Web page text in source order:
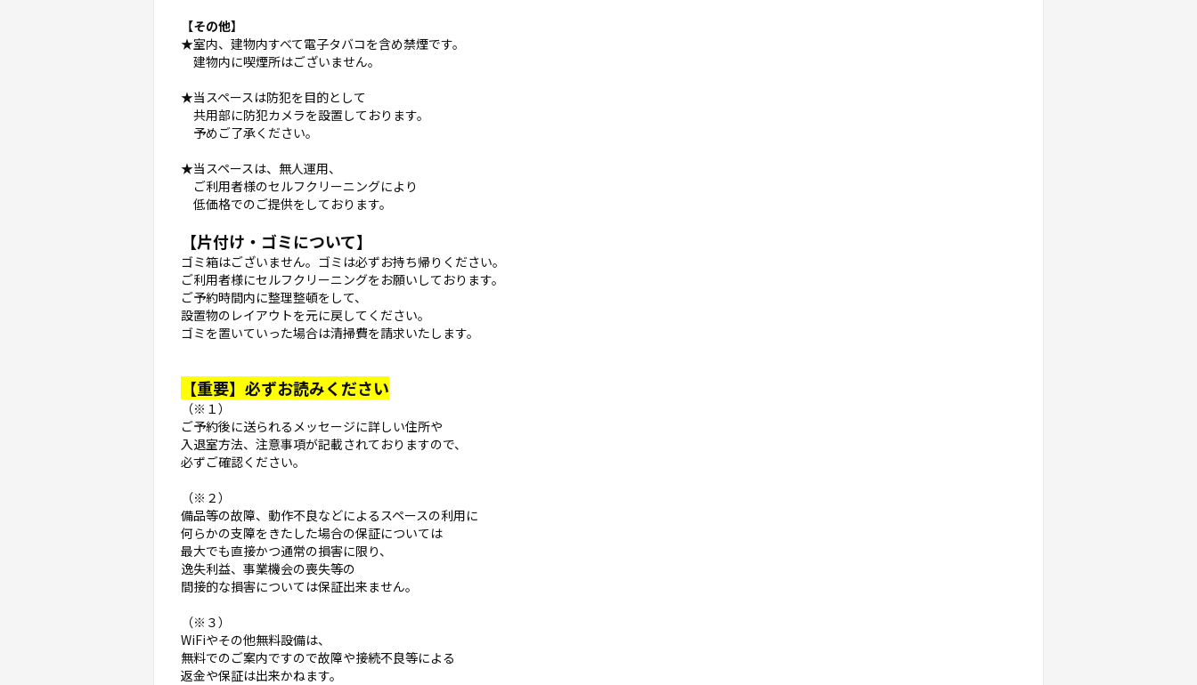
【その他】
★室内、建物内すべて電子タバコを含め禁煙です。
建物内に喫煙所はございません。
★当スペースは防犯を目的として
共用部に防犯カメラを設置しております。
予めご了承ください。
★当スペースは、無人運用、
ご利用者様のセルフクリーニングにより
低価格でのご提供をしております。
【片付け・ゴミについて】
ゴミ箱はございません。ゴミは必ずお持ち帰りください。
ご利用者様にセルフクリーニングをお願いしております。
ご予約時間内に整理整頓をして、
設置物のレイアウトを元に戻してください。
ゴミを置いていった場合は清掃費を請求いたします。
【重要】必ずお読みください
（※１）
ご予約後に送られるメッセージに詳しい住所や
入退室方法、注意事項が記載されておりますので、
必ずご確認ください。
（※２）
備品等の故障、動作不良などによるスペースの利用に
何らかの支障をきたした場合の保証については
最大でも直接かつ通常の損害に限り、
逸失利益、事業機会の喪失等の
間接的な損害については保証出来ません。
（※３）
WiFiやその他無料設備は、
無料でのご案内ですので故障や接続不良等による
返金や保証は出来かねます。